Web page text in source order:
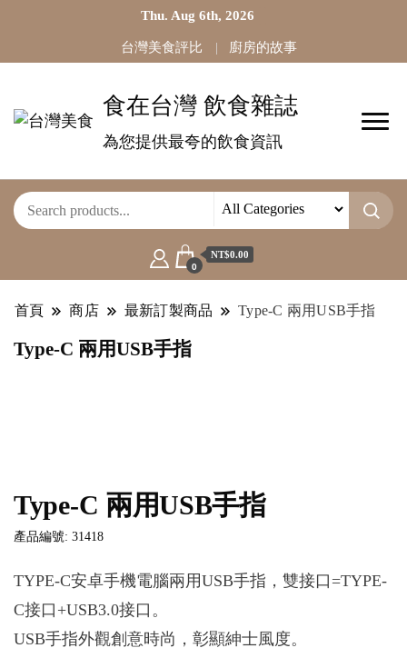
Thu. Aug 6th, 2026
台灣美食評比 廚房的故事
食在台灣 飲食雜誌
為您提供最夸的飲食資訊
0
NT$0.00
首頁 商店 最新訂製商品 Type-C 兩用USB手指
Type-C 兩用USB手指
Type-C 兩用USB手指
產品編號: 31418
TYPE-C安卓手機電腦兩用USB手指，雙接口=TYPE-
C接口+USB3.0接口。
USB手指外觀創意時尚，彰顯紳士風度。